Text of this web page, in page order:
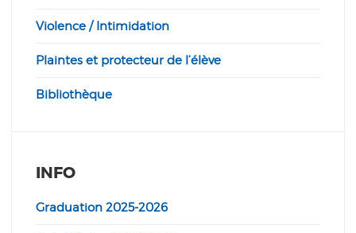
Violence / Intimidation
Plaintes et protecteur de l’élève
Bibliothèque
INFO
Graduation 2025-2026